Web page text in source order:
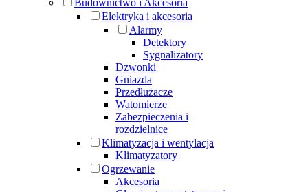
Budownictwo i Akcesoria
Elektryka i akcesoria
Alarmy
Detektory
Sygnalizatory
Dzwonki
Gniazda
Przedłużacze
Watomierze
Zabezpieczenia i
rozdzielnice
Klimatyzacja i wentylacja
Klimatyzatory
Ogrzewanie
Akcesoria